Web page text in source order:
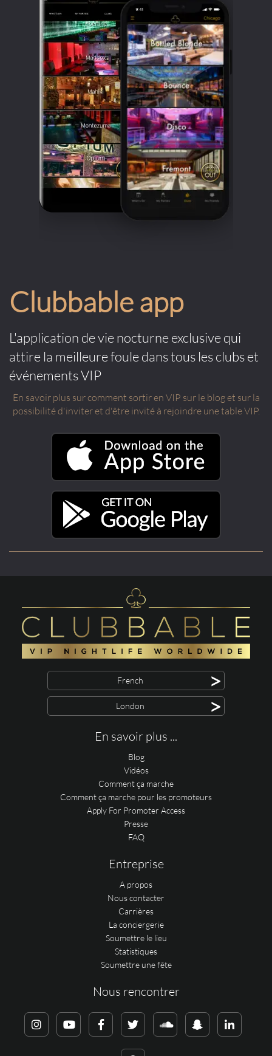
Clubbable app
L'application de vie nocturne exclusive qui
attire la meilleure foule dans tous les clubs et
événements VIP
En savoir plus sur comment sortir en VIP sur le blog et sur la
possibilité d'inviter et d'être invité à rejoindre une table VIP.
French >
London >
En savoir plus ...
Blog
Vidéos
Comment ça marche
Comment ça marche pour les promoteurs
Apply For Promoter Access
Presse
FAQ
Entreprise
A propos
Nous contacter
Carrières
La conciergerie
Soumettre le lieu
Statistiques
Soumettre une fête
Nous rencontrer